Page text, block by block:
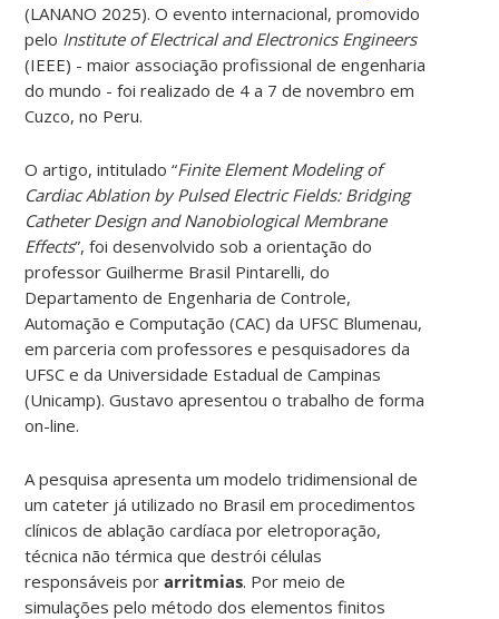
(LANANO 2025). O evento internacional, promovido
pelo Institute of Electrical and Electronics Engineers
(IEEE) - maior associação profissional de engenharia
do mundo - foi realizado de 4 a 7 de novembro em
Cuzco, no Peru.
O artigo, intitulado “Finite Element Modeling of
Cardiac Ablation by Pulsed Electric Fields: Bridging
Catheter Design and Nanobiological Membrane
Effects”, foi desenvolvido sob a orientação do
professor Guilherme Brasil Pintarelli, do
Departamento de Engenharia de Controle,
Automação e Computação (CAC) da UFSC Blumenau,
em parceria com professores e pesquisadores da
UFSC e da Universidade Estadual de Campinas
(Unicamp). Gustavo apresentou o trabalho de forma
on-line.
A pesquisa apresenta um modelo tridimensional de
um cateter já utilizado no Brasil em procedimentos
clínicos de ablação cardíaca por eletroporação,
técnica não térmica que destrói células
responsáveis porarritmias. Por meio de
simulações pelo método dos elementos finitos